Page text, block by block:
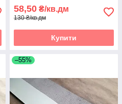
58,50 ₴/кв.дм
130 ₴/кв.дм
Купити
–55%